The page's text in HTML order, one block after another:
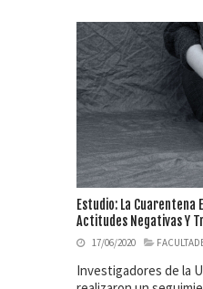
Estudio: La
Actitudes Negativas Y
17/06/2020
Investigadores de la